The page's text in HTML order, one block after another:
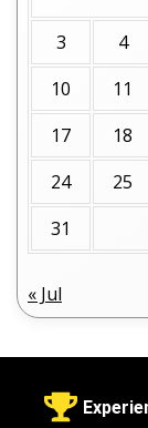
3
4
10
11
17
18
24
25
31
« Jul